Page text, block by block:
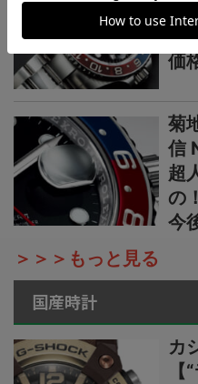
信
発
価
菊
信
超
の
今
＞＞＞もっと見る
国産時計
カ